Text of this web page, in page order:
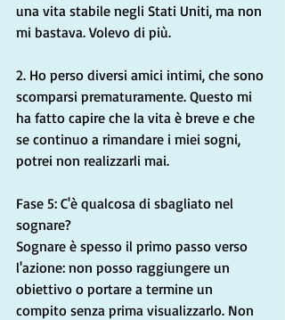
una vita stabile negli Stati Uniti, ma non
mi bastava. Volevo di più.
2. Ho perso diversi amici intimi, che sono
scomparsi prematuramente. Questo mi
ha fatto capire che la vita è breve e che
se continuo a rimandare i miei sogni,
potrei non realizzarli mai.
Fase 5: C'è qualcosa di sbagliato nel
sognare?
Sognare è spesso il primo passo verso
l'azione: non posso raggiungere un
obiettivo o portare a termine un
compito senza prima visualizzarlo. Non